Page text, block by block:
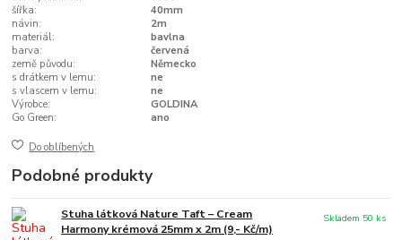
šířka:
40mm
návin:
2m
materiál:
bavlna
barva:
červená
země původu:
Německo
s drátkem v lemu:
ne
s vlascem v lemu:
ne
Výrobce:
GOLDINA
Go Green:
ano
Do oblíbených
Podobné produkty
Stuha látková Nature Taft – Cream
Harmony krémová 25mm x 2m (9,- Kč/m)
Skladem 50 ks